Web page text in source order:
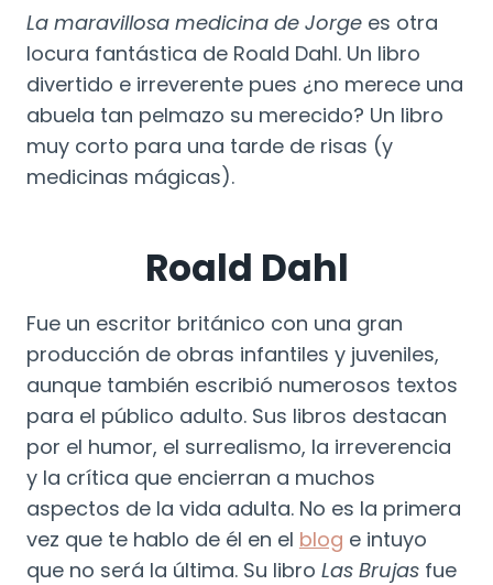
La maravillosa medicina de Jorge es otra
locura fantástica de Roald Dahl. Un libro
divertido e irreverente pues ¿no merece una
abuela tan pelmazo su merecido? Un libro
muy corto para una tarde de risas (y
medicinas mágicas).
Roald Dahl
Fue un escritor británico con una gran
producción de obras infantiles y juveniles,
aunque también escribió numerosos textos
para el público adulto. Sus libros destacan
por el humor, el surrealismo, la irreverencia
y la crítica que encierran a muchos
aspectos de la vida adulta. No es la primera
vez que te hablo de él en el blog e intuyo
que no será la última. Su libro Las Brujas fue